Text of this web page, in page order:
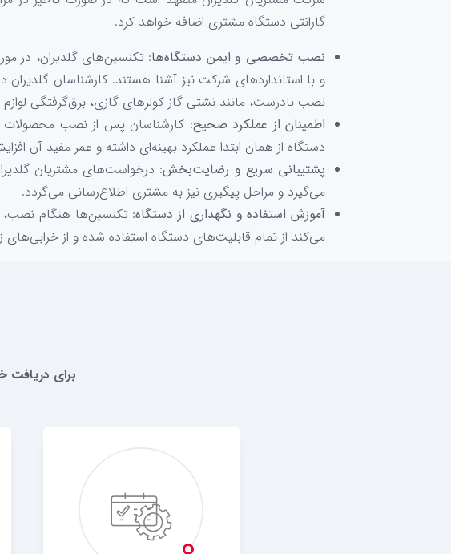
گارانتی دستگاه مشتری اضافه خواهد کرد.
نصب تخصصی و ایمن دستگاه‌ها‌: تکنسین‌های گلدیران، در
و با استانداردهای شرکت نیز آشنا هستند. کارشناسان
نصب نادرست، مانند نشتی گاز کولرهای گازی، برق‌گرفتگی
اطمینان از عملکرد صحیح: کارشناسان پس از نصب محصولات
دستگاه از همان ابتدا عملکرد بهینه‌ای داشته و عمر مفید آن
پشتیبانی سریع و رضایت‌بخش: درخواست‌های مشتریان
می‌گیرد و مراحل پیگیری نیز به مشتری اطلاع‌رسانی می‌گردد.
آموزش استفاده و نگهداری از دستگاه: تکنسین‌ها هنگام نصب،
می‌کند از تمام قابلیت‌های دستگاه استفاده شده و از خرابی‌های
برای دریافت